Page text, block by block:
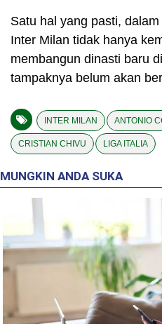
Satu hal yang pasti,
Inter Milan tidak hanya
membangun dinasti baru
tampaknya belum akan
INTER MILAN ANTONIO
CRISTIAN CHIVU LIGA ITALIA